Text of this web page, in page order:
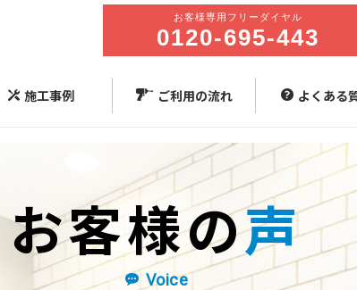
施工事例 ご利用の流れ よくある
お客様の声
Voice